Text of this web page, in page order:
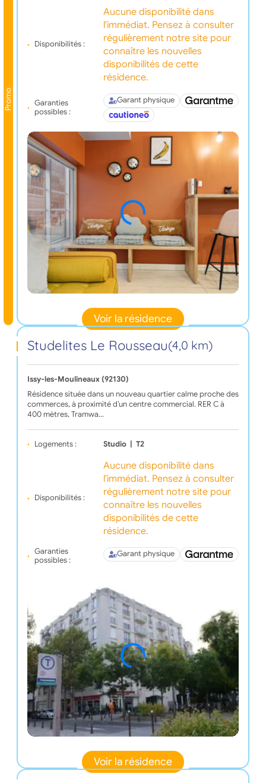
Promo
Disponibilités :
Aucune disponibilité dans
l'immédiat. Pensez à consulter
régulièrement notre site pour
connaître les nouvelles
disponibilités de cette
résidence.
Garanties
possibles :
Garant physique
Voir la résidence
Studelites Le Rousseau(4,0 km)
Issy-les-Moulineaux (92130)
Résidence située dans un nouveau quartier calme proche des
commerces, à proximité d’un centre commercial. RER C à
400 mètres, Tramwa…
Logements : Studio T2
Disponibilités :
Aucune disponibilité dans
l'immédiat. Pensez à consulter
régulièrement notre site pour
connaître les nouvelles
disponibilités de cette
résidence.
Garanties
possibles :
Garant physique
Voir la résidence